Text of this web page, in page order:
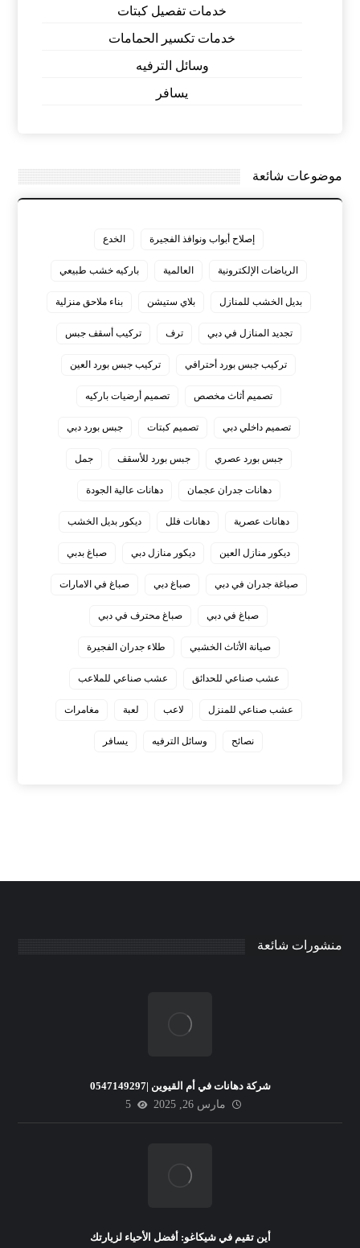
خدمات تفصيل كبتات
خدمات تكسير الحمامات
وسائل الترفيه
يسافر
موضوعات شائعة
إصلاح أبواب ونوافذ الفجيرة الخدع
الرياضات الإلكترونية العالمية باركيه خشب طبيعي
بديل الخشب للمنازل بلاي ستيشن بناء ملاحق منزلية
تجديد المنازل في دبي ترف تركيب أسقف جبس
تركيب جبس بورد أحترافي تركيب جبس بورد العين
تصميم أثاث مخصص تصميم أرضيات باركيه
تصميم داخلي دبي تصميم كبتات جبس بورد دبي
جبس بورد عصري جبس بورد للأسقف جمل
دهانات جدران عجمان دهانات عالية الجودة
دهانات عصرية دهانات فلل ديكور بديل الخشب
ديكور منازل العين ديكور منازل دبي صباغ بدبي
صباغة جدران في دبي صباغ دبي صباغ في الامارات
صباغ في دبي صباغ محترف في دبي
صيانة الأثاث الخشبي طلاء جدران الفجيرة
عشب صناعي للحدائق عشب صناعي للملاعب
عشب صناعي للمنزل لاعب لعبة مغامرات
نصائح وسائل الترفيه يسافر
منشورات شائعة
شركة دهانات في أم القيوين |0547149297
مارس 26, 2025
5
أين تقيم في شيكاغو: أفضل الأحياء لزيارتك